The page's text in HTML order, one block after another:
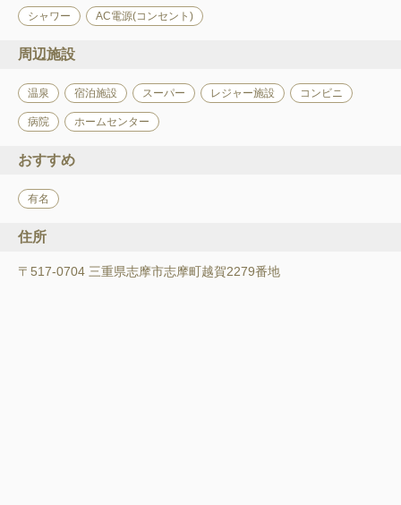
シャワー AC電源(コンセント)
周辺施設
温泉 宿泊施設 スーパー レジャー施設 コンビニ
病院 ホームセンター
おすすめ
有名
住所
〒517-0704 三重県志摩市志摩町越賀2279番地